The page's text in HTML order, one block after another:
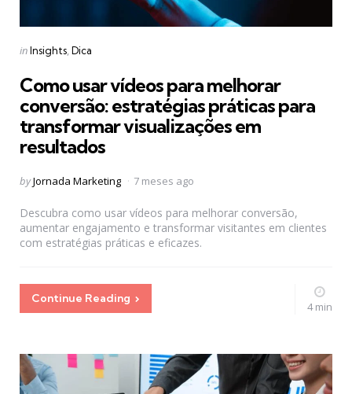
Categories
Posted
inInsights Dica
Como usar vídeos para melhorar
conversão: estratégias práticas para
transformar visualizações em
resultados
Posted
byJornada Marketing 7 meses ago
Descubra como usar vídeos para melhorar conversão,
aumentar engajamento e transformar visitantes em clientes
com estratégias práticas e eficazes.
Continue Reading
4 min